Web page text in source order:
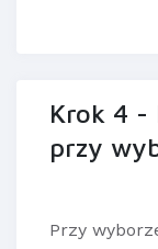
Krok 4 -
przy
Przy